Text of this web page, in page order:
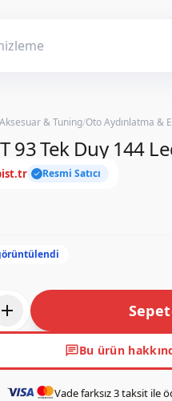
& Tuning/Oto Aydınlatma &
93 Tek Duy 144
check Resmi Satıcı
add
chatBu ürün
Vade farksız 3 taksit ile